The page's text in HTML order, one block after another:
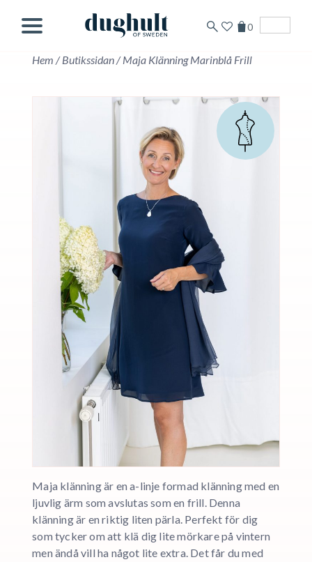
0
Hem /Butikssidan/Maja Klänning Marinblå Frill
Maja klänning är en a-linje formad klänning med en
ljuvlig ärm som avslutas som en frill. Denna
klänning är en riktig liten pärla. Perfekt för dig
som tycker om att klä dig lite mörkare på vintern
men ändå vill ha något lite extra. Det får du med